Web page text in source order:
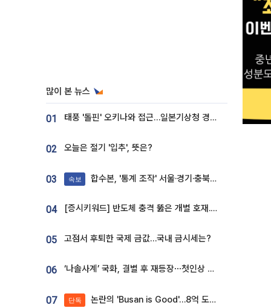
많이 본 뉴스
01 태풍 '돌핀' 오키나와 접근…일본기상청 경로 업데이트
02 오늘은 절기 '입추', 뜻은?
03 속보 합수본, '통계 조작' 서울·경기·충북 선관위 등 추가 압수수색
04 [증시키워드] 반도체 충격 뚫은 개별 호재...포스코퓨처엠·에코프로·한화솔루션 '눈길'
05 고점서 후퇴한 국제 금값…국내 금시세는?
06 ‘나솔사계’ 국화, 결별 후 재등장⋯첫인상 투표 휩쓸고 ‘인기녀’ 등극
07 단독 논란의 'Busan is Good'…8억 도시브랜드, 용산 대통령실 CI 업체가 수행